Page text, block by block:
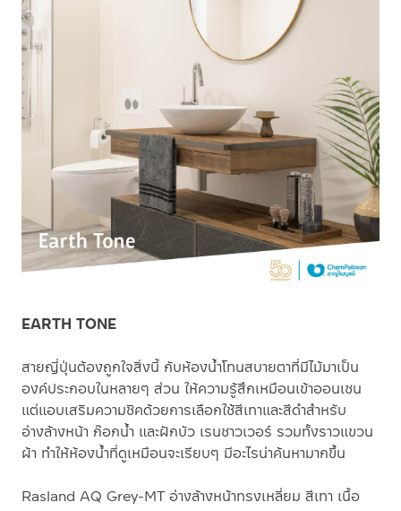
EARTH TONE
สายญี่ปุ่นต้องถูกใจสิ่งนี้ กับห้องน้ำโทนสบายตาที่มีไม้มาเป็น
องค์ประกอบในหลายๆ ส่วน ให้ความรู้สึกเหมือนเข้าออนเซน
แต่แอบเสริมความชิคด้วยการเลือกใช้สีเทาและสีดำสำหรับ
อ่างล้างหน้า ก๊อกน้ำ และฝักบัว เรนชาวเวอร์ รวมทั้งราวแขวน
ผ้า ทำให้ห้องน้ำที่ดูเหมือนจะเรียบๆ มีอะไรน่าค้นหามากขึ้น
Rasland AQ Grey-MT อ่างล้างหน้าทรงเหลี่ยม สีเทา เนื้อ